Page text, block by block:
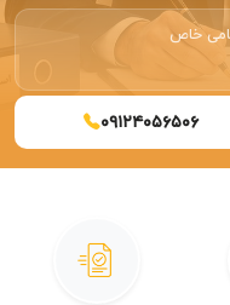
خاص
۰۹۱۲۴۰۵۶۵۰۶